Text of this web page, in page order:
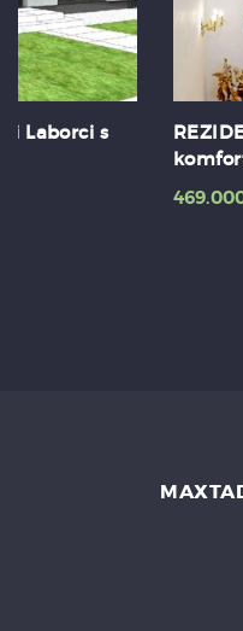
REZIDENCIA
komfort stretne s